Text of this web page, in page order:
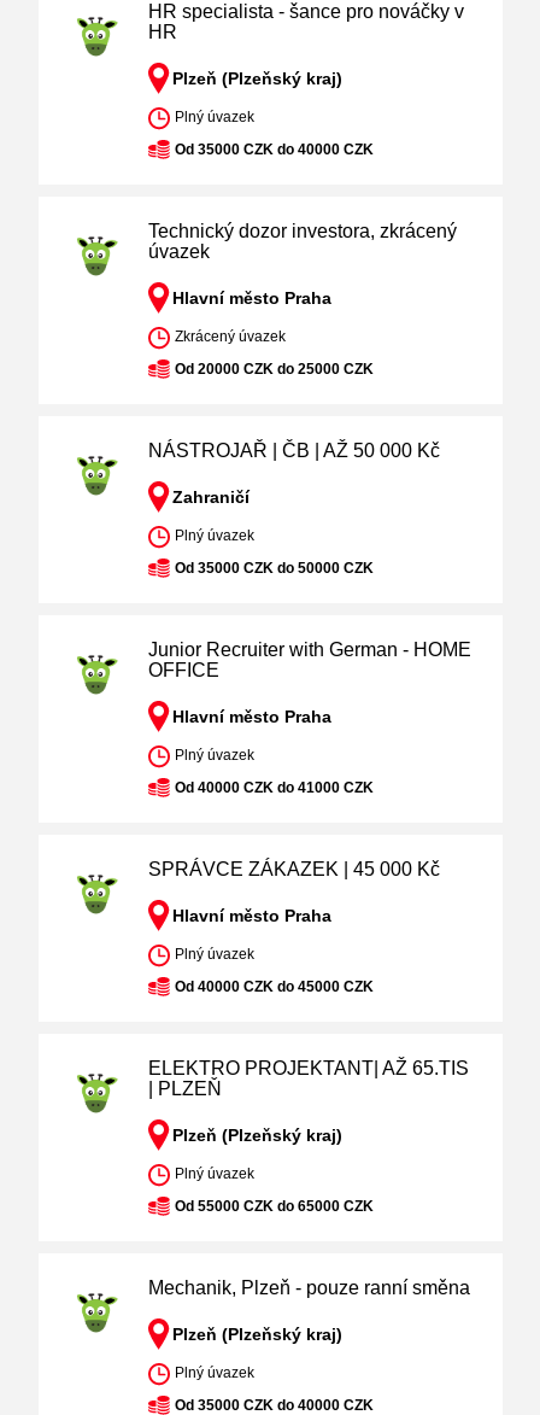
HR specialista - šance pro nováčky v
HR
Plzeň (Plzeňský kraj)
Plný úvazek
Od 35000 CZK do 40000 CZK
Technický dozor investora, zkrácený
úvazek
Hlavní město Praha
Zkrácený úvazek
Od 20000 CZK do 25000 CZK
NÁSTROJAŘ | ČB | AŽ 50 000 Kč
Zahraničí
Plný úvazek
Od 35000 CZK do 50000 CZK
Junior Recruiter with German - HOME
OFFICE
Hlavní město Praha
Plný úvazek
Od 40000 CZK do 41000 CZK
SPRÁVCE ZÁKAZEK | 45 000 Kč
Hlavní město Praha
Plný úvazek
Od 40000 CZK do 45000 CZK
ELEKTRO PROJEKTANT| AŽ 65.TIS
| PLZEŇ
Plzeň (Plzeňský kraj)
Plný úvazek
Od 55000 CZK do 65000 CZK
Mechanik, Plzeň - pouze ranní směna
Plzeň (Plzeňský kraj)
Plný úvazek
Od 35000 CZK do 40000 CZK